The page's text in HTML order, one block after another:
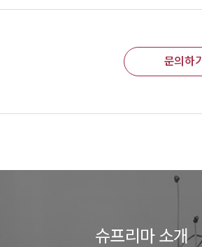
문의하기
슈프리마 소개